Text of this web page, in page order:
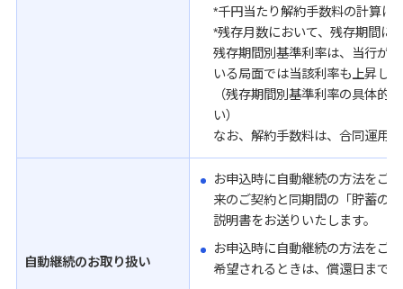
*千円当たり解約手数料の計算に
*残存月数において、残存期間に
残存期間別基準利率は、当行が
いる局面では当該利率も上昇し
（残存期間別基準利率の具体的
い）
なお、解約手数料は、合同運用
自動継続のお取り扱い
お申込時に自動継続の方法をご
来のご契約と同期間の「貯蓄の
説明書をお送りいたします。
お申込時に自動継続の方法をご
希望されるときは、償還日まで